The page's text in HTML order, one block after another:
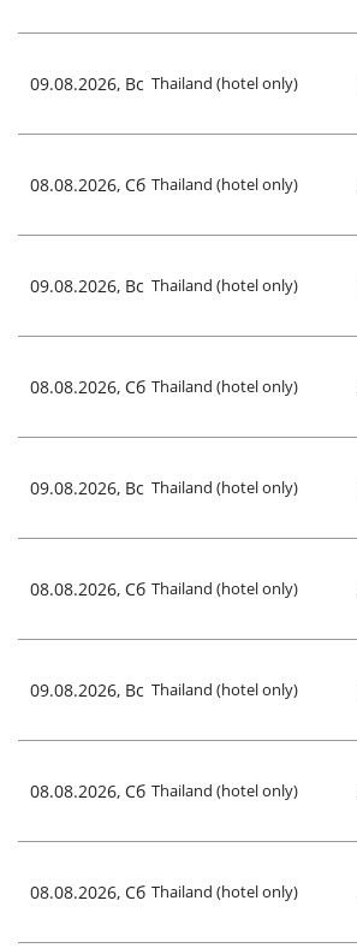
09.08.2026, Вс Thailand (hotel only)
08.08.2026, Сб Thailand (hotel only)
09.08.2026, Вс Thailand (hotel only)
08.08.2026, Сб Thailand (hotel only)
09.08.2026, Вс Thailand (hotel only)
08.08.2026, Сб Thailand (hotel only)
09.08.2026, Вс Thailand (hotel only)
08.08.2026, Сб Thailand (hotel only)
08.08.2026, Сб Thailand (hotel only)